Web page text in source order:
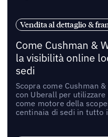
Vendita al dettaglio &
Come Cushman &
la visibilità online
sedi
Scopra come Cushman
con Uberall per
come motore della
centinaia di sedi in tutto